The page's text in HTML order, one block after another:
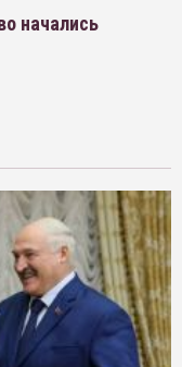
начались